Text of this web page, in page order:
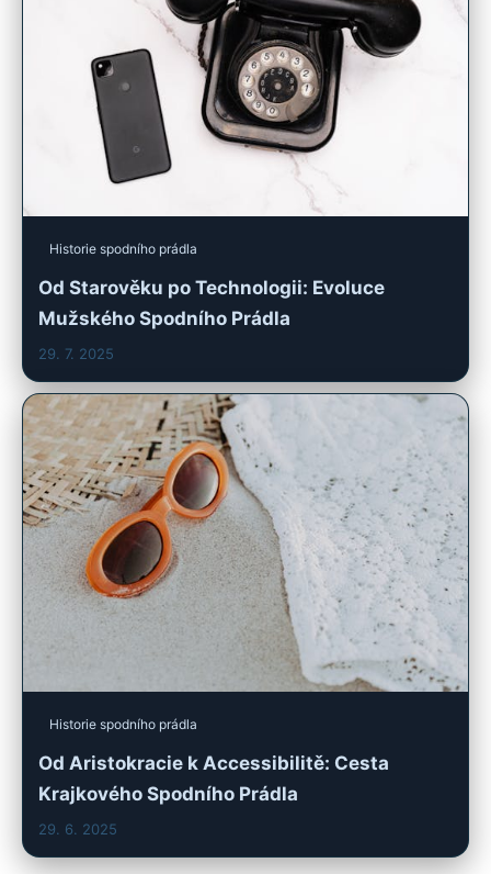
Historie spodního prádla
Od Starověku po Technologii: Evoluce
Mužského Spodního Prádla
29. 7. 2025
Historie spodního prádla
Od Aristokracie k Accessibilitě: Cesta
Krajkového Spodního Prádla
29. 6. 2025